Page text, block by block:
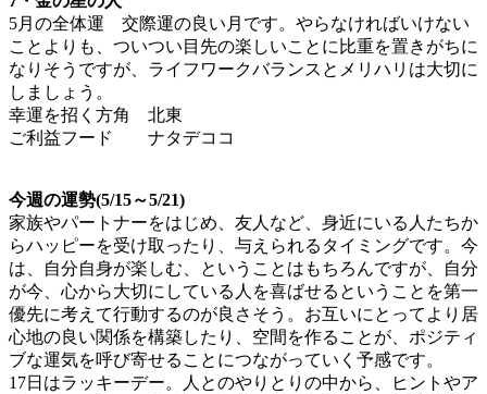
5月の全体運 交際運の良い月です。やらなければいけない
ことよりも、ついつい目先の楽しいことに比重を置きがちに
なりそうですが、ライフワークバランスとメリハリは大切に
しましょう。
幸運を招く方角 北東
ご利益フード ナタデココ
今週の運勢(5/15～5/21)
家族やパートナーをはじめ、友人など、身近にいる人たちか
らハッピーを受け取ったり、与えられるタイミングです。今
は、自分自身が楽しむ、ということはもちろんですが、自分
が今、心から大切にしている人を喜ばせるということを第一
優先に考えて行動するのが良さそう。お互いにとってより居
心地の良い関係を構築したり、空間を作ることが、ポジティ
ブな運気を呼び寄せることにつながっていく予感です。
17日はラッキーデー。人とのやりとりの中から、ヒントやア